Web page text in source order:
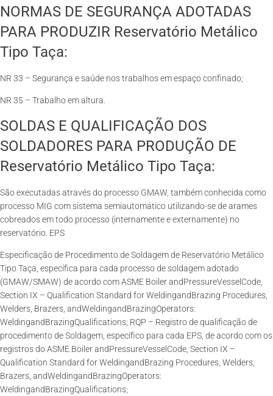
NORMAS DE SEGURANÇA ADOTADAS
PARA PRODUZIR Reservatório Metálico
Tipo Taça:
NR 33 – Segurança e saúde nos trabalhos em espaço confinado;
NR 35 – Trabalho em altura.
SOLDAS E QUALIFICAÇÃO DOS
SOLDADORES PARA PRODUÇÃO DE
Reservatório Metálico Tipo Taça:
São executadas através do processo GMAW, também conhecida como
processo MIG com sistema semiautomático utilizando-se de arames
cobreados em todo processo (internamente e externamente) no
reservatório. EPS
Especificação de Procedimento de Soldagem de Reservatório Metálico
Tipo Taça, específica para cada processo de soldagem adotado
(GMAW/SMAW) de acordo com ASME Boiler andPressureVesselCode,
Section IX – Qualification Standard for WeldingandBrazing Procedures,
Welders, Brazers, andWeldingandBrazingOperators:
WeldingandBrazingQualifications; RQP – Registro de qualificação de
procedimento de Soldagem, específico para cada EPS, de acordo com os
registros do ASME Boiler andPressureVesselCode, Section IX –
Qualification Standard for WeldingandBrazing Procedures, Welders,
Brazers, andWeldingandBrazingOperators:
WeldingandBrazingQualifications;